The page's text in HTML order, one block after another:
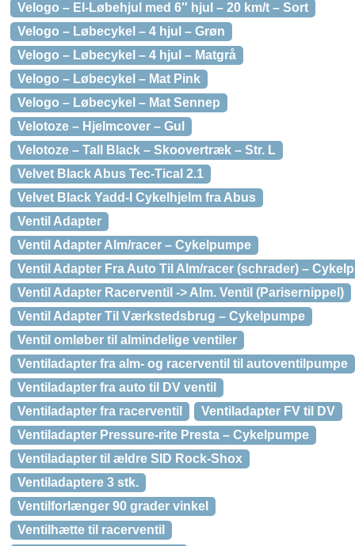
Velogo – El-Løbehjul med 6″ hjul – 20 km/t – Sort
Velogo – Løbecykel – 4 hjul – Grøn
Velogo – Løbecykel – 4 hjul – Matgrå
Velogo – Løbecykel – Mat Pink
Velogo – Løbecykel – Mat Sennep
Velotoze – Hjelmcover – Gul
Velotoze – Tall Black – Skoovertræk – Str. L
Velvet Black Abus Tec-Tical 2.1
Velvet Black Yadd-I Cykelhjelm fra Abus
Ventil Adapter
Ventil Adapter Alm/racer – Cykelpumpe
Ventil Adapter Fra Auto Til Alm/racer (schrader) –
Ventil Adapter Racerventil -> Alm. Ventil (Parisernippel)
Ventil Adapter Til Værkstedsbrug – Cykelpumpe
Ventil omløber til almindelige ventiler
Ventiladapter fra alm- og racerventil til autoventilpumpe
Ventiladapter fra auto til DV ventil
Ventiladapter fra racerventil
Ventiladapter FV til DV
Ventiladapter Pressure-rite Presta – Cykelpumpe
Ventiladapter til ældre SID Rock-Shox
Ventiladaptere 3 stk.
Ventilforlænger 90 grader vinkel
Ventilhætte til racerventil